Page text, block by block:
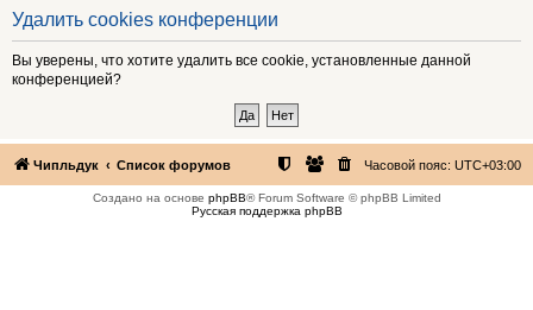
Удалить cookies конференции
Вы уверены, что хотите удалить все cookie, установленные данной
конференцией?
Чипльдук Список форумов Часовой пояс: UTC+03:00
Создано на основе phpBB® Forum Software © phpBB Limited
Русская поддержка phpBB